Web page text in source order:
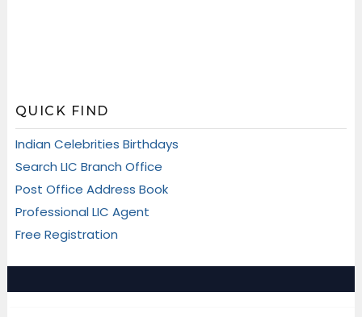
QUICK FIND
Indian Celebrities Birthdays
Search LIC Branch Office
Post Office Address Book
Professional LIC Agent
Free Registration